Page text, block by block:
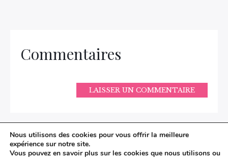
Commentaires
LAISSER UN COMMENTAIRE
Nous utilisons des cookies pour vous offrir la meilleure
expérience sur notre site.
Vous pouvez en savoir plus sur les cookies que nous utilisons ou